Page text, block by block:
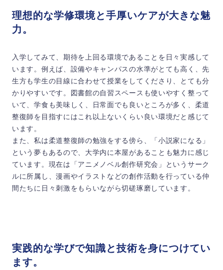
理想的な学修環境と手厚いケアが大きな魅
力。
入学してみて、期待を上回る環境であることを日々実感して
います。例えば、設備やキャンパスの水準がとても高く、先
生方も学生の目線に合わせて授業をしてくださり、とても分
かりやすいです。図書館の自習スペースも使いやすく整って
いて、学食も美味しく、日常面でも良いところが多く、柔道
整復師を目指すにはこれ以上ないくらい良い環境だと感じて
います。
また、私は柔道整復師の勉強をする傍ら、「小説家になる」
という夢もあるので、大学内に本屋があることも魅力に感じ
ています。現在は「アニメノベル創作研究会」というサーク
ルに所属し、漫画やイラストなどの創作活動を行っている仲
間たちに日々刺激をもらいながら切磋琢磨しています。
実践的な学びで知識と技術を身につけてい
ます。